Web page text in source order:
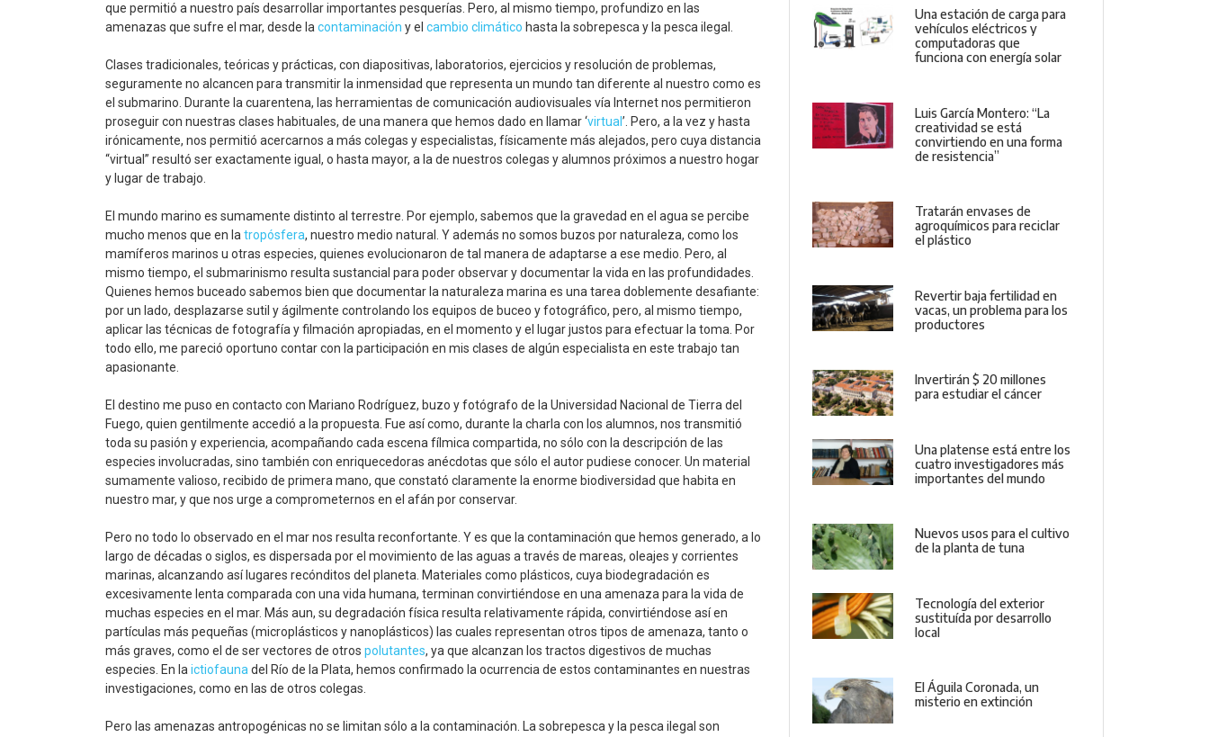
que permitió a nuestro país desarrollar importantes pesquerías. Pero, al mismo tiempo, profundizo en las
amenazas que sufre el mar, desde lacontaminación y el cambio climático hasta la sobrepesca y la pesca ilegal.
Clases tradicionales, teóricas y prácticas, con diapositivas, laboratorios, ejercicios y resolución de problemas,
seguramente no alcancen para transmitir la inmensidad que representa un mundo tan diferente al nuestro como es
el submarino. Durante la cuarentena, las herramientas de comunicación audiovisuales vía Internet nos permitieron
proseguir con nuestras clases habituales, de una manera que hemos dado en llamar ‘virtual’. Pero, a la vez y hasta
irónicamente, nos permitió acercarnos a más colegas y especialistas, físicamente más alejados, pero cuya distancia
“virtual” resultó ser exactamente igual, o hasta mayor, a la de nuestros colegas y alumnos próximos a nuestro hogar
y lugar de trabajo.
El mundo marino es sumamente distinto al terrestre. Por ejemplo, sabemos que la gravedad en el agua se percibe
mucho menos que en latropósfera, nuestro medio natural. Y además no somos buzos por naturaleza, como los
mamíferos marinos u otras especies, quienes evolucionaron de tal manera de adaptarse a ese medio. Pero, al
mismo tiempo, el submarinismo resulta sustancial para poder observar y documentar la vida en las profundidades.
Quienes hemos buceado sabemos bien que documentar la naturaleza marina es una tarea doblemente desafiante:
por un lado, desplazarse sutil y ágilmente controlando los equipos de buceo y fotográfico, pero, al mismo tiempo,
aplicar las técnicas de fotografía y filmación apropiadas, en el momento y el lugar justos para efectuar la toma. Por
todo ello, me pareció oportuno contar con la participación en mis clases de algún especialista en este trabajo tan
apasionante.
El destino me puso en contacto con Mariano Rodríguez, buzo y fotógrafo de la Universidad Nacional de Tierra del
Fuego, quien gentilmente accedió a la propuesta. Fue así como, durante la charla con los alumnos, nos transmitió
toda su pasión y experiencia, acompañando cada escena fílmica compartida, no sólo con la descripción de las
especies involucradas, sino también con enriquecedoras anécdotas que sólo el autor pudiese conocer. Un material
sumamente valioso, recibido de primera mano, que constató claramente la enorme biodiversidad que habita en
nuestro mar, y que nos urge a comprometernos en el afán por conservar.
Pero no todo lo observado en el mar nos resulta reconfortante. Y es que la contaminación que hemos generado, a lo
largo de décadas o siglos, es dispersada por el movimiento de las aguas a través de mareas, oleajes y corrientes
marinas, alcanzando así lugares recónditos del planeta. Materiales como plásticos, cuya biodegradación es
excesivamente lenta comparada con una vida humana, terminan convirtiéndose en una amenaza para la vida de
muchas especies en el mar. Más aun, su degradación física resulta relativamente rápida, convirtiéndose así en
partículas más pequeñas (microplásticos y nanoplásticos) las cuales representan otros tipos de amenaza, tanto o
más graves, como el de ser vectores de otros polutantes, ya que alcanzan los tractos digestivos de muchas
especies. En laictiofaunadel Río de la Plata, hemos confirmado la ocurrencia de estos contaminantes en nuestras
investigaciones, como en las de otros colegas.
Pero las amenazas antropogénicas no se limitan sólo a la contaminación. La sobrepesca y la pesca ilegal son
Una estación de carga para
vehículos eléctricos y
computadoras que
funciona con energía solar
Luis García Montero: “La
creatividad se está
convirtiendo en una forma
de resistencia”
Tratarán envases de
agroquímicos para reciclar
el plástico
Revertir baja fertilidad en
vacas, un problema para los
productores
Invertirán $ 20 millones
para estudiar el cáncer
Una platense está entre los
cuatro investigadores más
importantes del mundo
Nuevos usos para el cultivo
de la planta de tuna
Tecnología del exterior
sustituída por desarrollo
local
El Águila Coronada, un
misterio en extinción